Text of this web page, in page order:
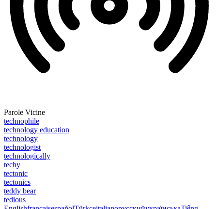
Parole Vicine
technophile
technology education
technology
technologist
technologically
techy
tectonic
tectonics
teddy bear
tedious